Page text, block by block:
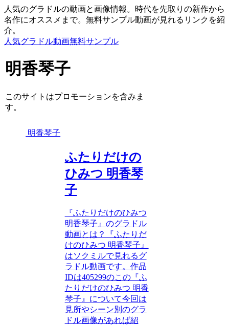
人気のグラドルの動画と画像情報。時代を先取りの新作から
名作にオススメまで。無料サンプル動画が見れるリンクを紹
介。
人気グラドル動画無料サンプル
明香琴子
このサイトはプロモーションを含みま
す。
明香琴子
ふたりだけの
ひみつ 明香琴
子
『ふたりだけのひみつ
明香琴子』のグラドル
動画とは？『ふたりだ
けのひみつ 明香琴子』
はソクミルで見れるグ
ラドル動画です。作品
IDは405299のこの『ふ
たりだけのひみつ 明香
琴子』について今回は
見所やシーン別のグラ
ドル画像があれば紹